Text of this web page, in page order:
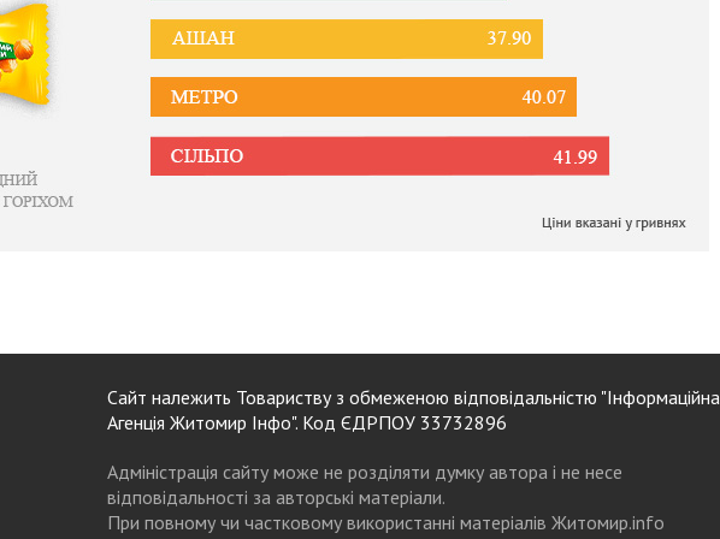
Сайт належить Товариству з обмеженою відповідальністю "Інформаційна
Агенція Житомир Інфо". Код ЄДРПОУ 33732896
Адміністрація сайту може не розділяти думку автора і не несе
відповідальності за авторські матеріали.
При повному чи частковому використанні матеріалів Житомир.info